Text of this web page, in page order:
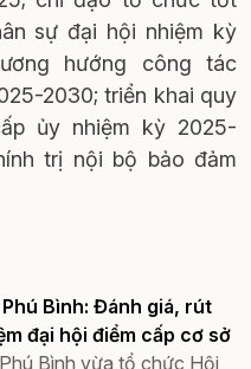
sự đại hội nhiệm kỳ
hướng công tác
2030; triển khai quy
ủy nhiệm kỳ 2025-
trị nội bộ bảo đảm
Bình: Đánh giá, rút
đại hội điểm cấp cơ sở
Bình vừa tổ chức Hội